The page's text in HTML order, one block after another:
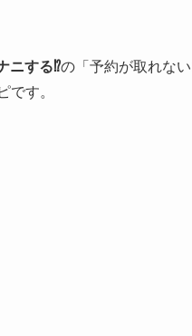
ニする⁉の「予約が取れな
です。